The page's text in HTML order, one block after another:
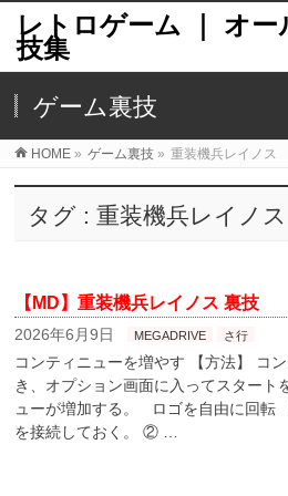
レトロゲーム ｜ オ
技集
ゲーム裏技
HOME » ゲーム裏技 » 重装機兵レイノス
タグ : 重装機兵レイノス
【MD】重装機兵レイノス 裏技
2026年6月9日 MEGADRIVE さ行
コンティニューを増やす 【方法】 コ
き、オプション画面に入ってスタート
ューが増加する。 ロゴを自由に回転
を接続しておく。 ② …